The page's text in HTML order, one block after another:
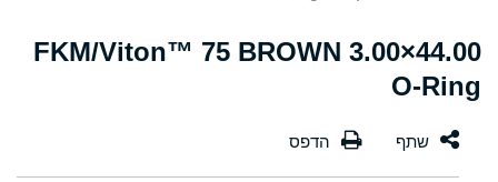
44.00×3.00 FKM/Viton™ 75 BROWN
O-Ring